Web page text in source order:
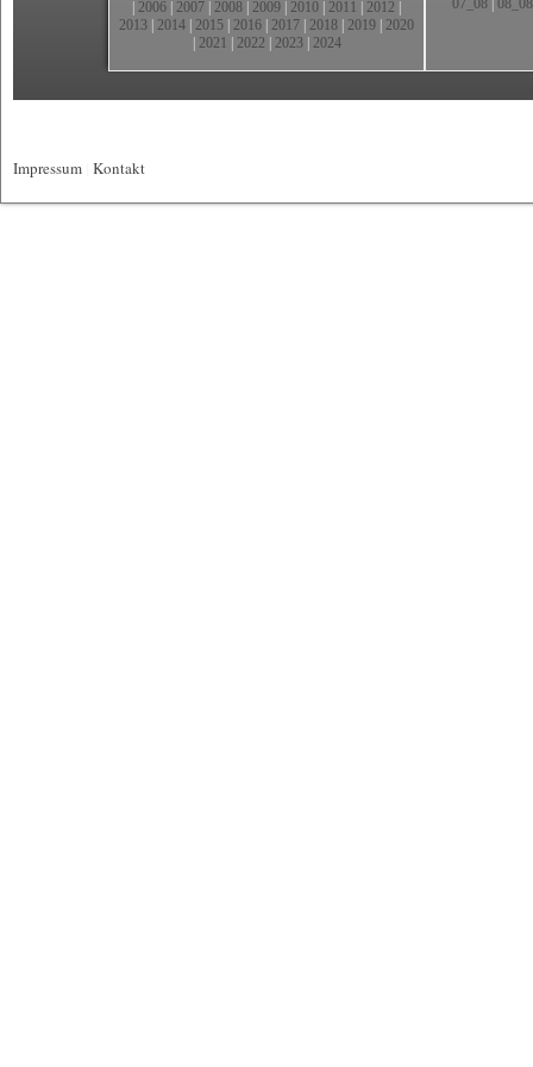
2006 2007 2008 2009 2010 2011 2012
2013 2014 2015 2016 2017 2018 2019 2020
2021 2022 2023| 2024
07_08 08_08
Impressum Kontakt